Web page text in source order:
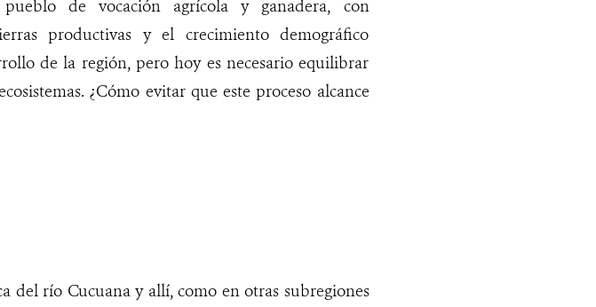
de vocación agrícola y ganadera, con
productivas y el crecimiento demográfico
de la región, pero hoy es necesario equilibrar
¿Cómo evitar que este proceso alcance
del río Cucuana y allí, como en otras subregiones